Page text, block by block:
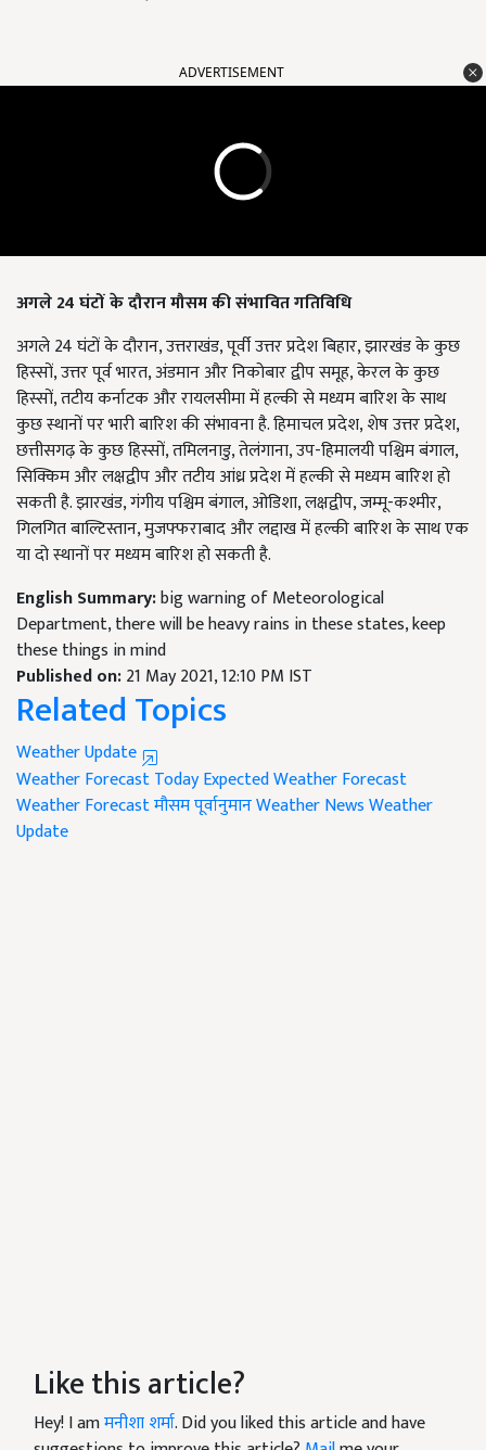
ADVERTISEMENT
अगले 24 घंटों के दौरान मौसम की संभावित गतिविधि
अगले 24 घंटों के दौरान,उत्तराखंड,पूर्वी उत्तर प्रदेश बिहार,झारखंड के कुछ
हिस्सों,उत्तर पूर्व भारत,अंडमान और निकोबार द्वीप समूह,केरल के कुछ
हिस्सों,तटीय कर्नाटक और रायलसीमा में हल्की से मध्यम बारिश के साथ
कुछ स्थानों पर भारी बारिश की संभावना है. हिमाचल प्रदेश,शेष उत्तर प्रदेश,
छत्तीसगढ़ के कुछ हिस्सों,तमिलनाडु,तेलंगाना,उप-हिमालयी पश्चिम बंगाल,
सिक्किम और लक्षद्वीप और तटीय आंध्र प्रदेश में हल्की से मध्यम बारिश हो
सकती है. झारखंड,गंगीय पश्चिम बंगाल,ओडिशा,लक्षद्वीप,जम्मू-कश्मीर,
गिलगित बाल्टिस्तान,मुजफ्फराबाद और लद्दाख में हल्की बारिश के साथ एक
या दो स्थानों पर मध्यम बारिश हो सकती है.
English Summary:big warning of Meteorological
Department, there will be heavy rains in these states, keep
these things in mind
Published on:21 May 2021, 12:10 PM IST
Related Topics
Weather Update
Weather Forecast TodayExpected Weather Forecast
Weather Forecastमौसम पूर्वानुमानWeather NewsWeather
Update
Like this article?
Hey! I amमनीशा शर्मा. Did you liked this article and have